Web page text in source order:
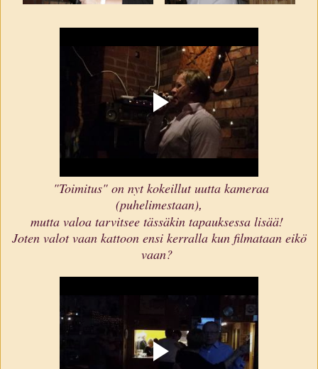
"Toimitus" on nyt kokeillut uutta kameraa
(puhelimestaan),
mutta valoa tarvitsee tässäkin tapauksessa lisää!
Joten valot vaan kattoon ensi kerralla kun filmataan eikö
vaan?